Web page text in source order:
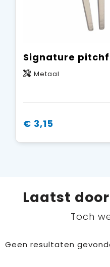
Signature
Metaal
€ 3,15
Laatst
Toch
Geen resultaten